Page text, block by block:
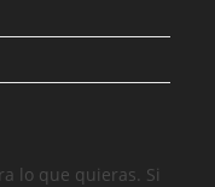
lo que quieras. Si